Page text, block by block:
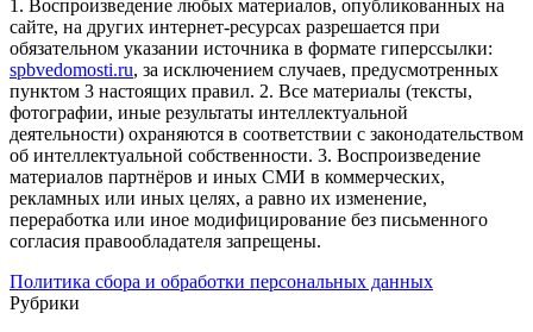
1. Воспроизведение любых материалов, опубликованных на
сайте, на других интернет-ресурсах разрешается при
обязательном указании источника в формате гиперссылки:
spbvedomosti.ru, за исключением случаев, предусмотренных
пунктом 3 настоящих правил. 2. Все материалы (тексты,
фотографии, иные результаты интеллектуальной
деятельности) охраняются в соответствии с законодательством
об интеллектуальной собственности. 3. Воспроизведение
материалов партнёров и иных СМИ в коммерческих,
рекламных или иных целях, а равно их изменение,
переработка или иное модифицирование без письменного
согласия правообладателя запрещены.
Политика сбора и обработки персональных данных
Рубрики